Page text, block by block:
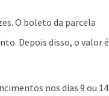
O boleto da parcela
Depois disso, o valor é
nos dias 9 ou 14